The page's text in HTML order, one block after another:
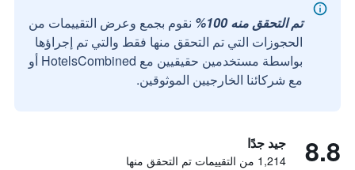
تم التحقق منه 100%
نقوم بجمع وعرض التقييمات من
الحجوزات التي تم التحقق منها فقط والتي تم إجراؤها
بواسطة مستخدمين حقيقيين مع HotelsCombined أو
مع شركائنا الخارجيين الموثوقين.
8.8 جيد جدًا
1,214 من التقييمات تم التحقق منها